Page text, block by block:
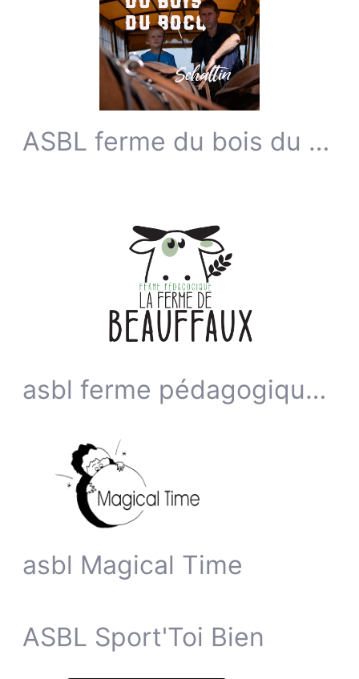
ASBL ferme du bois du bocq
asbl ferme pédagogique de Beauffaux
asbl Magical Time
ASBL Sport'Toi Bien